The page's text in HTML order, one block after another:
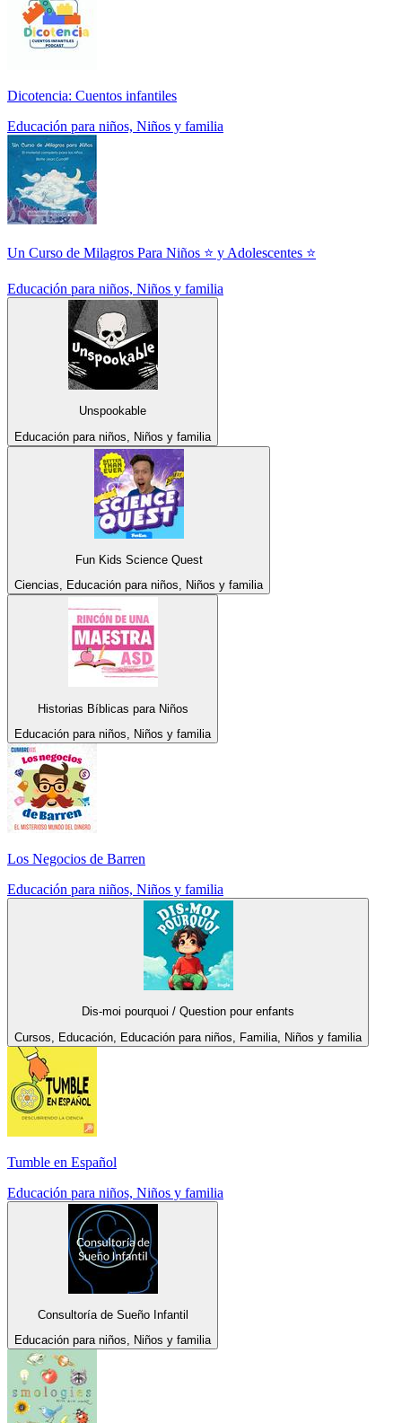
Dicotencia: Cuentos infantiles
Educación para niños, Niños y familia
Un Curso de Milagros Para Niños ⭐ y Adolescentes ⭐
Educación para niños, Niños y familia
Unspookable
Educación para niños, Niños y familia
Fun Kids Science Quest
Ciencias, Educación para niños, Niños y familia
Historias Bíblicas para Niños
Educación para niños, Niños y familia
Los Negocios de Barren
Educación para niños, Niños y familia
Dis-moi pourquoi / Question pour enfants
Cursos, Educación, Educación para niños, Familia, Niños y familia
Tumble en Español
Educación para niños, Niños y familia
Consultoría de Sueño Infantil
Educación para niños, Niños y familia